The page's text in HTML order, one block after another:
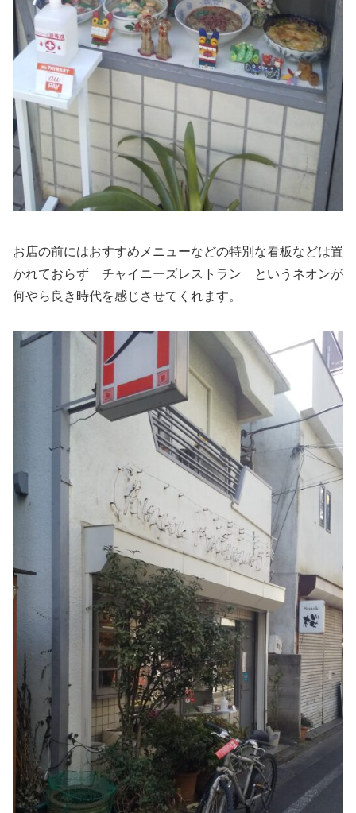
お店の前にはおすすめメニューなどの特別な看板などは置
かれておらず チャイニーズレストラン というネオンが
何やら良き時代を感じさせてくれます。